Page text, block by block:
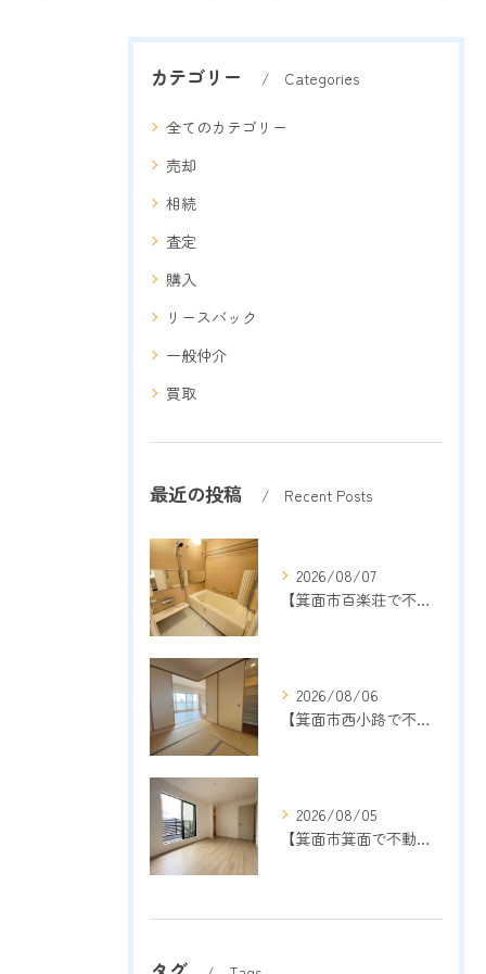
カテゴリー Categories
全てのカテゴリー
売却
相続
査定
購入
リースバック
一般仲介
買取
最近の投稿 Recent Posts
2026/08/07
【箕面市百楽荘で不動産売却をご検討中の方へ】地域密着13年以上の売却専門店が成功のポイントを解説
2026/08/06
【箕面市西小路で不動産売却をご検討中の方へ】地域密着13年以上の売却専門店が成功のポイントを解説
2026/08/05
【箕面市箕面で不動産売却をご検討中の方へ】地域密着13年以上の売却専門店が売却成功のポイントを解説